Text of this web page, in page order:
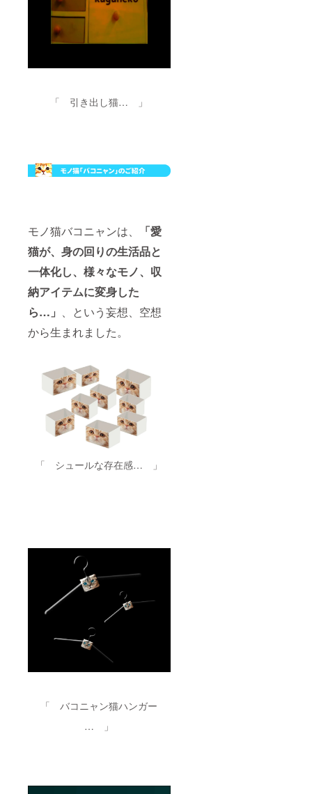
「 引き出し猫… 」
モノ猫バコニャンは、
「愛
猫が、身の回りの生活品と
一体化し、様々なモノ、収
納アイテムに変身した
ら…」 、という妄想、空想
から生まれました。
「 シュールな存在感… 」
「 バコニャン猫ハンガー
… 」